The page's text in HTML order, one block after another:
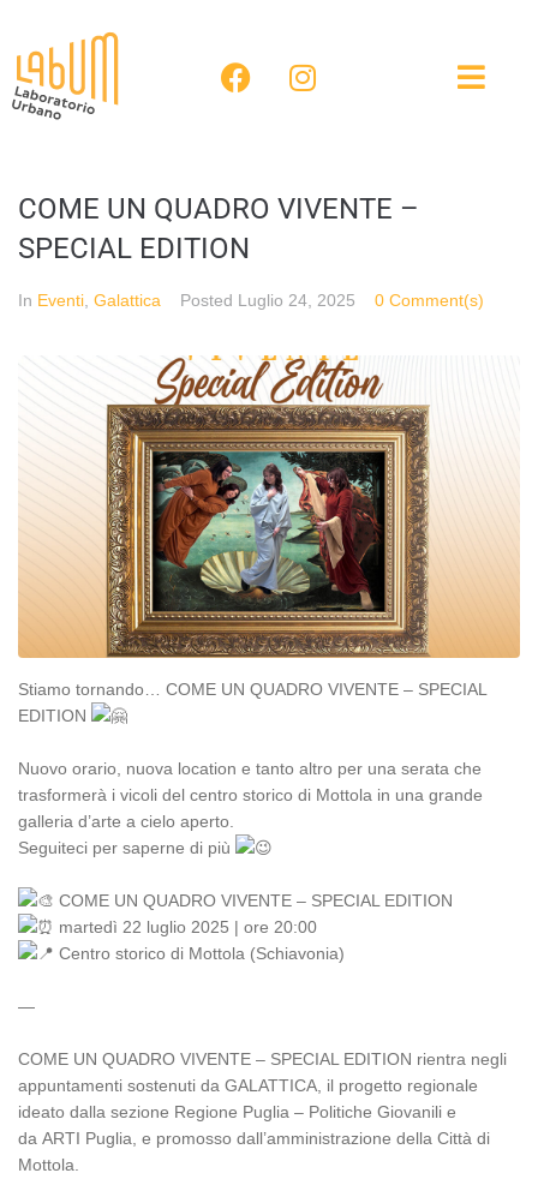
COME UN QUADRO VIVENTE –
SPECIAL EDITION
In Eventi Galattica Posted Luglio 24, 2025 0 Comment(s)
Stiamo tornando… COME UN QUADRO VIVENTE – SPECIAL
EDITION
Nuovo orario, nuova location e tanto altro per una serata che
trasformerà i vicoli del centro storico di Mottola in una grande
galleria d’arte a cielo aperto.
Seguiteci per saperne di più
COME UN QUADRO VIVENTE – SPECIAL EDITION
martedì 22 luglio 2025 | ore 20:00
Centro storico di Mottola (Schiavonia)
—
COME UN QUADRO VIVENTE – SPECIAL EDITION rientra negli
appuntamenti sostenuti da GALATTICA, il progetto regionale
ideato dalla sezione Regione Puglia – Politiche Giovanili e
da ARTI Puglia , e promosso dall’amministrazione della Città di
Mottola.